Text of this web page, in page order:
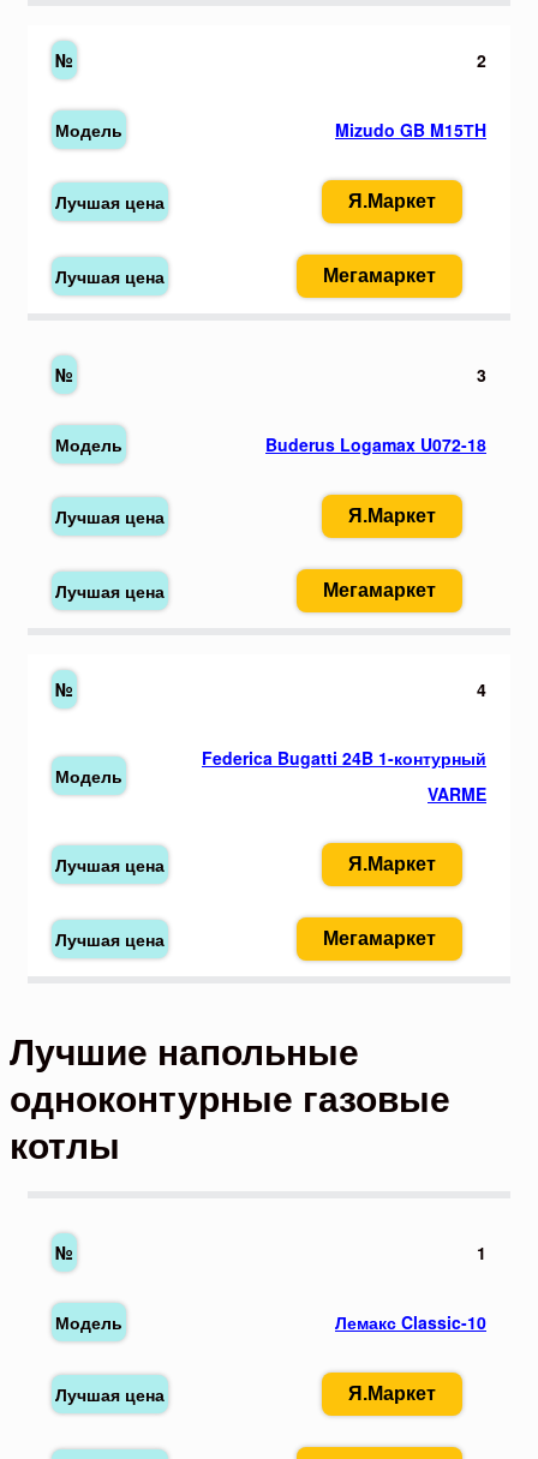
2
Mizudo GB M15ТH
Я.Маркет
Мегамаркет
3
Buderus Logamax U072-18
Я.Маркет
Мегамаркет
4
Federica Bugatti 24B 1-контурный
VARME
Я.Маркет
Мегамаркет
Лучшие напольные
одноконтурные газовые
котлы
1
Лемакс Classic-10
Я.Маркет